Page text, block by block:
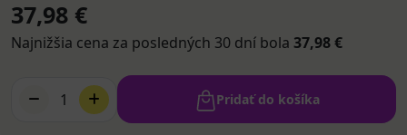
37,98 €
Najnižšia cena za posledných 30 dní bola 37,98 €
1 Pridať do košíka